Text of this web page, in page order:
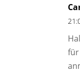
für